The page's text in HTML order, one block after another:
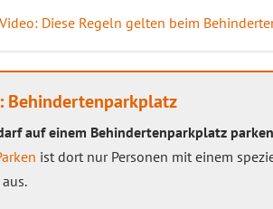
Diese Regeln gelten beim
Behindertenparkplatz
auf einem Behindertenparkplatz
ist dort nur Personen mit einem